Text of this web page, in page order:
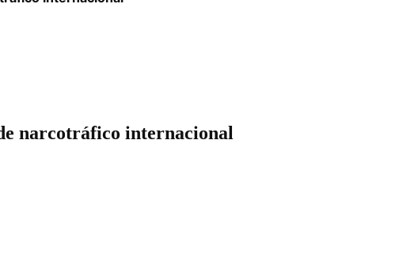
narcotráfico internacional